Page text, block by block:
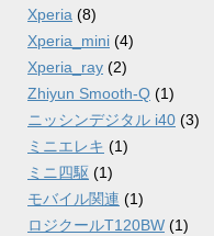
Xperia (8)
Xperia_mini (4)
Xperia_ray (2)
Zhiyun Smooth-Q (1)
ニッシンデジタル i40 (3)
ミニエレキ (1)
ミニ四駆 (1)
モバイル関連 (1)
ロジクールT120BW (1)